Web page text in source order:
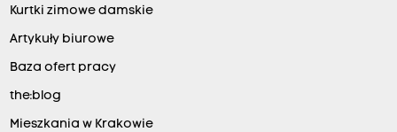
Kurtki zimowe damskie
Artykuły biurowe
Baza ofert pracy
the:blog
Mieszkania w Krakowie